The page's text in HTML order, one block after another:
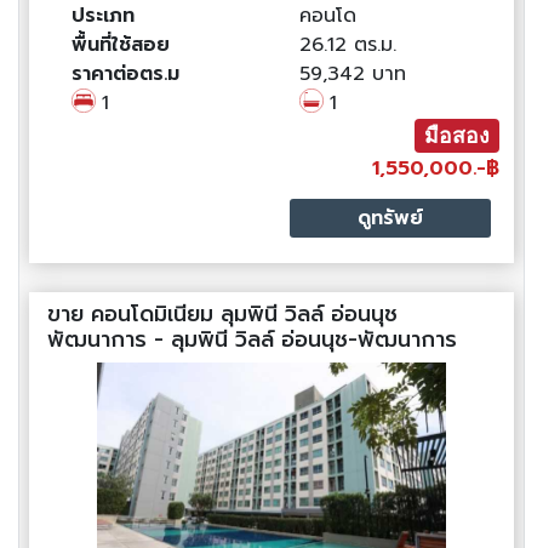
ประเภท
คอนโด
พื้นที่ใช้สอย
26.12 ตร.ม.
ราคาต่อตร.ม
59,342 บาท
1
1
มือสอง
1,550,000.-฿
ดูทรัพย์
ขาย คอนโดมิเนียม ลุมพินี วิลล์ อ่อนนุช
พัฒนาการ - ลุมพินี วิลล์ อ่อนนุช-พัฒนาการ